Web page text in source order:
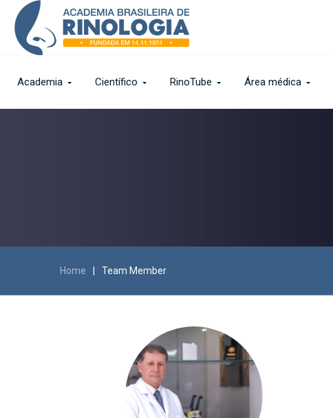
Academia Científico RinoTube Área médica
Home Team Member